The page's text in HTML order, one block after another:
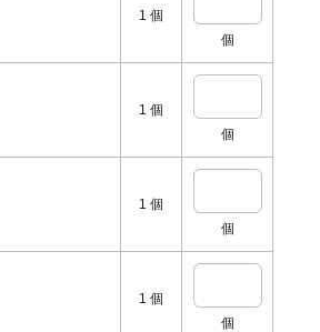
1 個
個
1 個
個
1 個
個
1 個
個